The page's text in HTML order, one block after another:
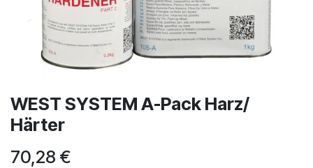
WEST SYSTEM A-Pack Harz/
Härter
70,28 €